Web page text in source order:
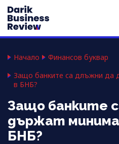
Начало
Финансов буквар
Защо банките са длъжни да
в БНБ?
Защо банките
държат
БНБ?